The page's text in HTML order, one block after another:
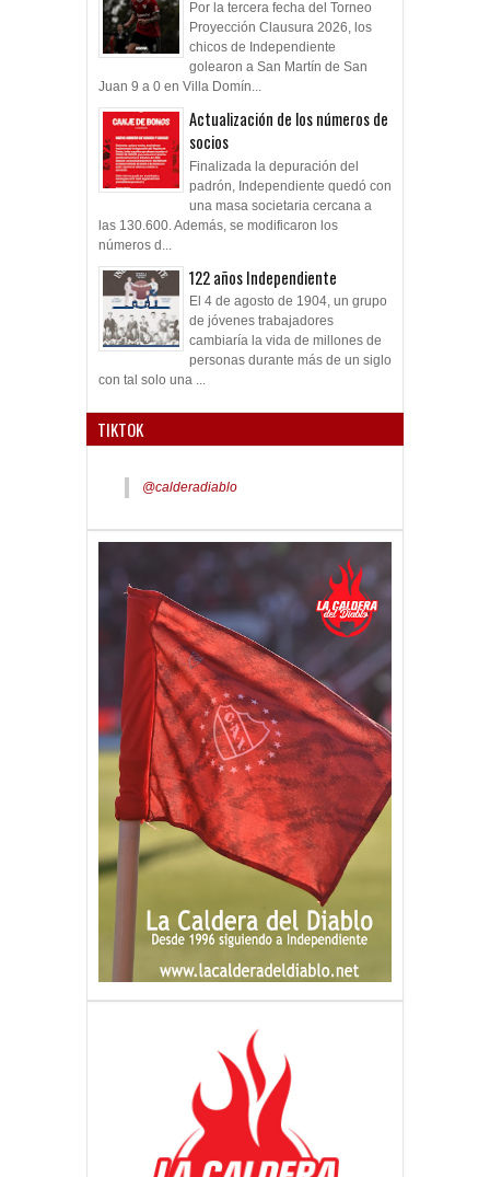
Por la tercera fecha del Torneo
Proyección Clausura 2026, los
chicos de Independiente
golearon a San Martín de San
Juan 9 a 0 en Villa Domín...
Actualización de los números de
socios
Finalizada la depuración del
padrón, Independiente quedó con
una masa societaria cercana a
las 130.600. Además, se modificaron los
números d...
122 años Independiente
El 4 de agosto de 1904, un grupo
de jóvenes trabajadores
cambiaría la vida de millones de
personas durante más de un siglo
con tal solo una ...
TIKTOK
@calderadiablo